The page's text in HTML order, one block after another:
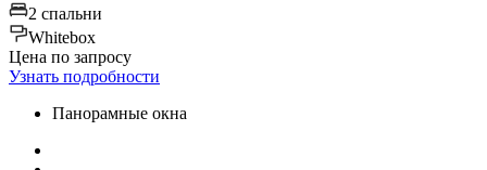
2 спальни
Whitebox
Цена по запросу
Узнать подробности
Панорамные окна